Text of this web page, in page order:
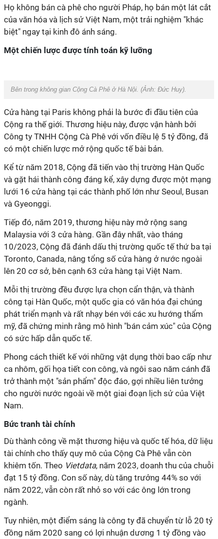
Họ không bán cà phê cho người Pháp, họ bán một lát cắt
của văn hóa và lịch sử Việt Nam, một trải nghiệm "khác
biệt" ngay tại kinh đô ánh sáng.
Một chiến lược được tính toán kỹ lưỡng
Bên trong không gian Cộng Cà Phê ở Hà Nội. (Ảnh: Đức Huy).
Cửa hàng tại Paris không phải là bước đi đầu tiên của
Cộng ra thế giới. Thương hiệu này, được vận hành bởi
Công ty TNHH Cộng Cà Phê với vốn điều lệ 5 tỷ đồng, đã
có một chiến lược mở rộng quốc tế bài bản.
Kể từ năm 2018, Cộng đã tiến vào thị trường Hàn Quốc
và gặt hái thành công đáng kể, xây dựng được một mạng
lưới 16 cửa hàng tại các thành phố lớn như Seoul, Busan
và Gyeonggi.
Tiếp đó, năm 2019, thương hiệu này mở rộng sang
Malaysia với 3 cửa hàng. Gần đây nhất, vào tháng
10/2023, Cộng đã đánh dấu thị trường quốc tế thứ ba tại
Toronto, Canada, nâng tổng số cửa hàng ở nước ngoài
lên 20 cơ sở, bên cạnh 63 cửa hàng tại Việt Nam.
Mỗi thị trường đều được lựa chọn cẩn thận, và thành
công tại Hàn Quốc, một quốc gia có văn hóa đại chúng
phát triển mạnh và rất nhạy bén với các xu hướng thẩm
mỹ, đã chứng minh rằng mô hình "bán cảm xúc" của Cộng
có sức hấp dẫn quốc tế.
Phong cách thiết kế với những vật dụng thời bao cấp như
ca nhôm, gối họa tiết con công, và ngôi sao năm cánh đã
trở thành một "sản phẩm" độc đáo, gợi nhiều liên tưởng
cho người nước ngoài về một giai đoạn lịch sử của Việt
Nam.
Bức tranh tài chính
Dù thành công về mặt thương hiệu và quốc tế hóa, dữ liệu
tài chính cho thấy quy mô của Cộng Cà Phê vẫn còn
khiêm tốn. Theo Vietdata, năm 2023, doanh thu của chuỗi
đạt 15 tỷ đồng. Con số này, dù tăng trưởng 44% so với
năm 2022, vẫn còn rất nhỏ so với các ông lớn trong
ngành.
Tuy nhiên, một điểm sáng là công ty đã chuyển từ lỗ 20 tỷ
đồng năm 2020 sang có lợi nhuận dương 1 tỷ đồng vào